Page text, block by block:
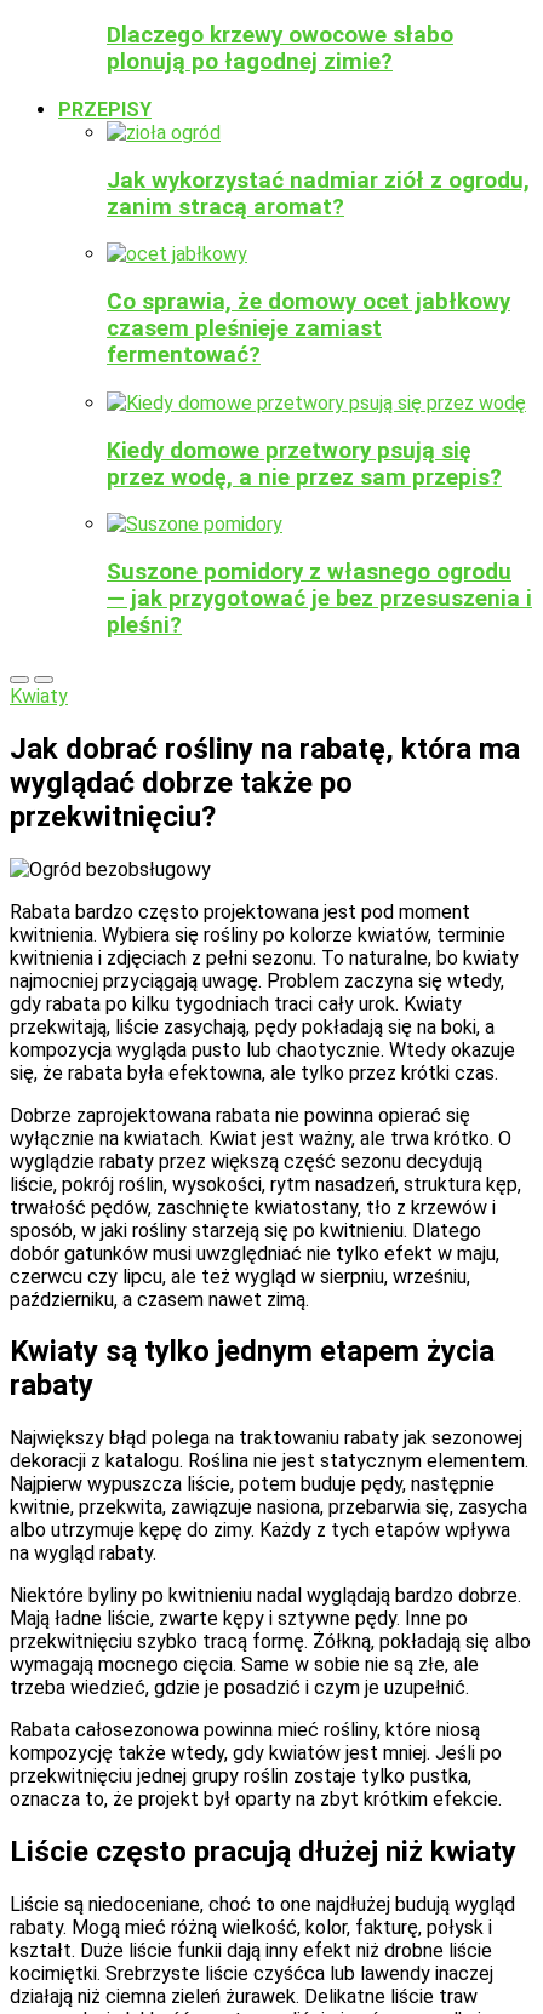
Dlaczego krzewy owocowe słabo
plonują po łagodnej zimie?
PRZEPISY
Jak wykorzystać nadmiar ziół z ogrodu,
zanim stracą aromat?
Co sprawia, że domowy ocet jabłkowy
czasem pleśnieje zamiast
fermentować?
Kiedy domowe przetwory psują się
przez wodę, a nie przez sam przepis?
Suszone pomidory z własnego ogrodu
— jak przygotować je bez przesuszenia i
pleśni?
Kwiaty
Jak dobrać rośliny na rabatę, która ma
wyglądać dobrze także po
przekwitnięciu?
Rabata bardzo często projektowana jest pod moment
kwitnienia. Wybiera się rośliny po kolorze kwiatów, terminie
kwitnienia i zdjęciach z pełni sezonu. To naturalne, bo kwiaty
najmocniej przyciągają uwagę. Problem zaczyna się wtedy,
gdy rabata po kilku tygodniach traci cały urok. Kwiaty
przekwitają, liście zasychają, pędy pokładają się na boki, a
kompozycja wygląda pusto lub chaotycznie. Wtedy okazuje
się, że rabata była efektowna, ale tylko przez krótki czas.
Dobrze zaprojektowana rabata nie powinna opierać się
wyłącznie na kwiatach. Kwiat jest ważny, ale trwa krótko. O
wyglądzie rabaty przez większą część sezonu decydują
liście, pokrój roślin, wysokości, rytm nasadzeń, struktura kęp,
trwałość pędów, zaschnięte kwiatostany, tło z krzewów i
sposób, w jaki rośliny starzeją się po kwitnieniu. Dlatego
dobór gatunków musi uwzględniać nie tylko efekt w maju,
czerwcu czy lipcu, ale też wygląd w sierpniu, wrześniu,
październiku, a czasem nawet zimą.
Kwiaty są tylko jednym etapem życia
rabaty
Największy błąd polega na traktowaniu rabaty jak sezonowej
dekoracji z katalogu. Roślina nie jest statycznym elementem.
Najpierw wypuszcza liście, potem buduje pędy, następnie
kwitnie, przekwita, zawiązuje nasiona, przebarwia się, zasycha
albo utrzymuje kępę do zimy. Każdy z tych etapów wpływa
na wygląd rabaty.
Niektóre byliny po kwitnieniu nadal wyglądają bardzo dobrze.
Mają ładne liście, zwarte kępy i sztywne pędy. Inne po
przekwitnięciu szybko tracą formę. Żółkną, pokładają się albo
wymagają mocnego cięcia. Same w sobie nie są złe, ale
trzeba wiedzieć, gdzie je posadzić i czym je uzupełnić.
Rabata całosezonowa powinna mieć rośliny, które niosą
kompozycję także wtedy, gdy kwiatów jest mniej. Jeśli po
przekwitnięciu jednej grupy roślin zostaje tylko pustka,
oznacza to, że projekt był oparty na zbyt krótkim efekcie.
Liście często pracują dłużej niż kwiaty
Liście są niedoceniane, choć to one najdłużej budują wygląd
rabaty. Mogą mieć różną wielkość, kolor, fakturę, połysk i
kształt. Duże liście funkii dają inny efekt niż drobne liście
kocimiętki. Srebrzyste liście czyśćca lub lawendy inaczej
działają niż ciemna zieleń żurawek. Delikatne liście traw